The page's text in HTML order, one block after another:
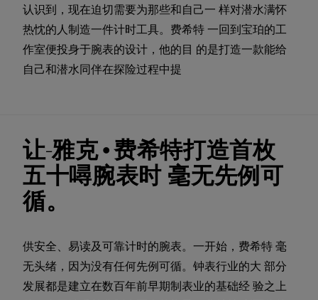
认识到，现在迫切需要为那些和自己一 样对潜水满怀
热忱的人制造一件计时工具。费希特 一回到宝珀的工
作室便投身于腕表的设计，他的目 的是打造一款能给
自己和潜水同伴在探险过程中提
让-雅克•费希特打造首枚
五十噚腕表时 毫无先例可
循。
供安全、易读及可靠计时的腕表。一开始，费希特 毫
无头绪，因为没有任何先例可循。钟表行业的大 部分
发展都是建立在数百年前早期制表业的基础经 验之上